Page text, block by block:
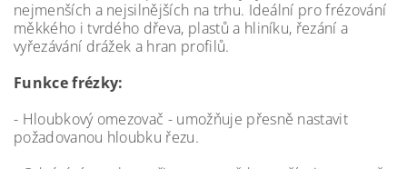
nejmenších a nejsilnějších na trhu. Ideální pro frézování
měkkého i tvrdého dřeva, plastů a hliníku, řezání a
vyřezávání drážek a hran profilů.
Funkce frézky:
- Hloubkový omezovač - umožňuje přesně nastavit
požadovanou hloubku řezu.